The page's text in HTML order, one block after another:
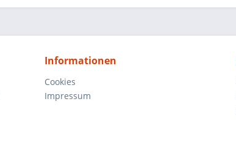
Informationen
Cookies
Impressum